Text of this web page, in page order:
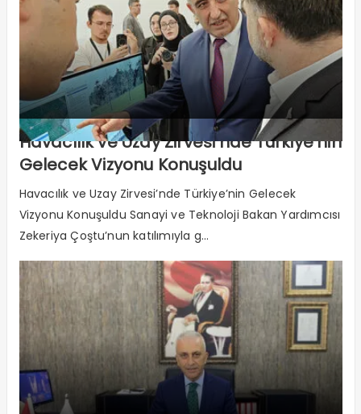
Havacılık ve Uzay Zirvesi’nde Türkiye’nin
Gelecek Vizyonu Konuşuldu
Havacılık ve Uzay Zirvesi’nde Türkiye’nin Gelecek
Vizyonu Konuşuldu Sanayi ve Teknoloji Bakan Yardımcısı
Zekeriya Çoştu’nun katılımıyla g...